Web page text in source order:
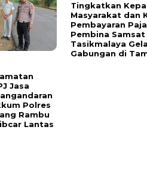
Jasa
Polres
Rambu
Lantas
Tingkatkan
Masyarakat dan
Pembayaran
Pembina
Tasikmalaya
Gabungan di